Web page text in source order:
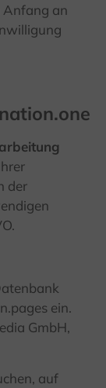
Anfang an
der
ein.
GmbH,
auf